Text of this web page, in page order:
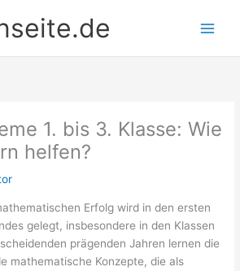
1. bis 3. Klasse: Wie
helfen?
Erfolg wird in den ersten
gelegt, insbesondere in den Klassen
prägenden Jahren lernen die
mathematische Konzepte, die als